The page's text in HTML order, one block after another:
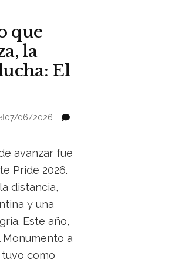
que
la
El
07/06/2026
avanzar fue
Pride 2026.
distancia,
y una
Este año,
a
tuvo como